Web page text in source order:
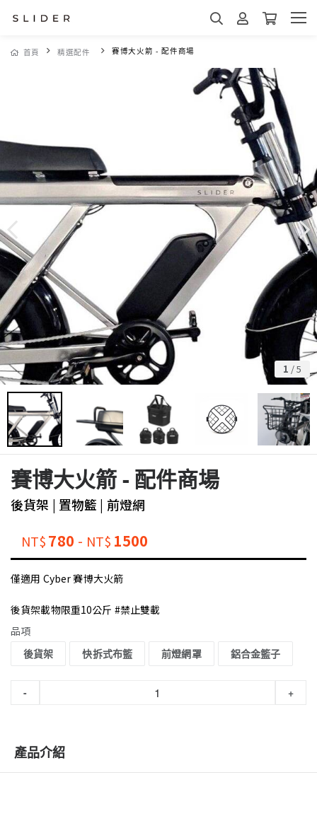
首頁 精選配件 賽博大火箭 - 配件商場
1 /5
賽博大火箭 - 配件商場
後貨架 | 置物籃 | 前燈網
NT$780 - NT$ 1500
僅適用 Cyber 賽博大火箭
後貨架載物限重10公斤 #禁止雙載
品項
後貨架
快拆式布籃 前燈網罩 鋁合金籃子
- +
產品介紹